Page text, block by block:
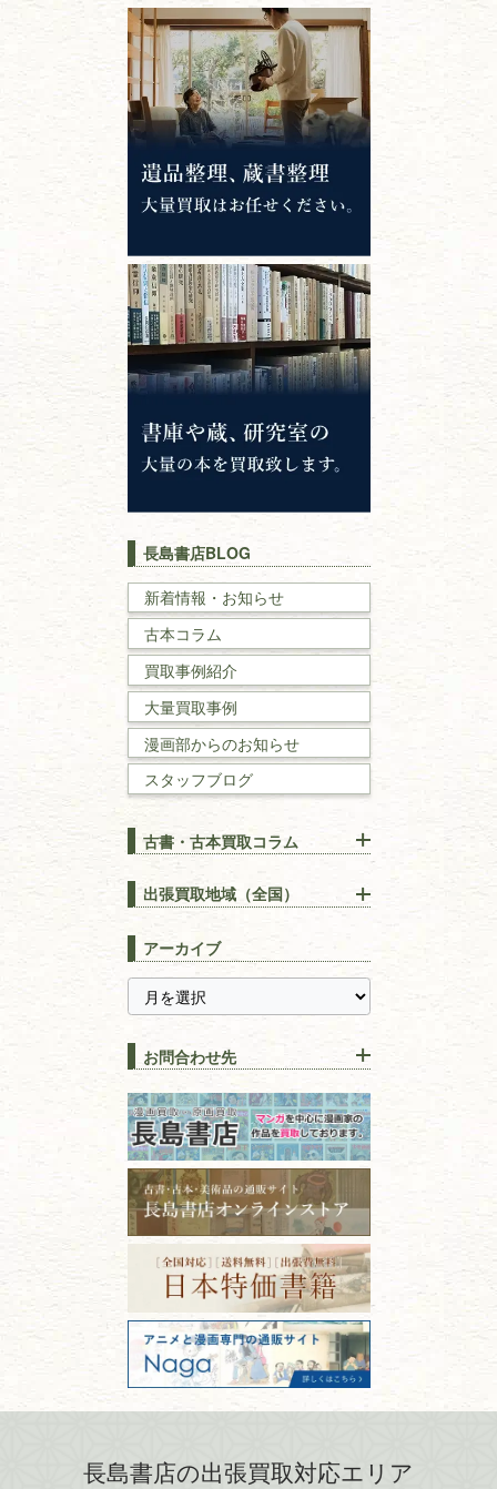
江戸時代の書物
唐本・漢籍・
中国書物・朝鮮本
錦絵・浮世絵・版画・刷り物
専門書・ 学術書
哲学書・思想書
心理学・倫理学
仏教書
神道・神社仏閣
イスラム教
キリスト教
戦記・戦史
国文学・
理工書
数学書・物理学書
建築書
漢方・鍼灸・東洋医学
易学・占い
スピリチュアル・ 精神世界
全集・
趣味・教養
書道
拓本・法帖・碑帖
篆刻・印譜
書道具
美術書・アート本・
デザイン本
カメラ・撮影術
版画・リトグラフ・
刀剣・鎧・甲冑
長島書店BLOG
新着情報・お知らせ
古本コラム
買取事例紹介
大量買取事例
漫画部からのお知らせ
スタッフブログ
古書・古本買取コラム
【出張買取】古本の大量買取
りOK！効率的に売る方法
長島書店の便利な買取サービ
ス
【持ち込み買取】店頭で簡単
に古本を売るメリットとは？
上手な売り方のコツを解説
古本の保管方法と劣化する原
因！適切な管理で長持ちさせ
るコツ
古本は汚れていると買取でき
ない？適切な保管方法とクリ
ーニング！
ISBNコードとは？書籍の識別
番号の意味と役割を解説
価値ある古書を売るポイント
と注意点
出張買取地域（全国）
千葉県
神奈川県
静岡県
山梨県
新潟県
長野県
愛知県
石川県
福井県
福島県
富山県
青森県
岩手県
宮城県
秋田県
山形県
岐阜県
三重県
滋賀県
京都府
大阪府
兵庫県
奈良県
島根県
岡山県
アーカイブ
お問合わせ先
古本買取専門店 長島書店
〒101-0051
東京都千代田区神田神保町2-5-1
フリーダイヤル：0120-414-548
電話：03-3512-8115
FAX：03-3512-8116
古物商許可：東京都公安委員会 第
301028901712号
古物商名称：有限会社長島書店
長島書店の出張買取対応エリア